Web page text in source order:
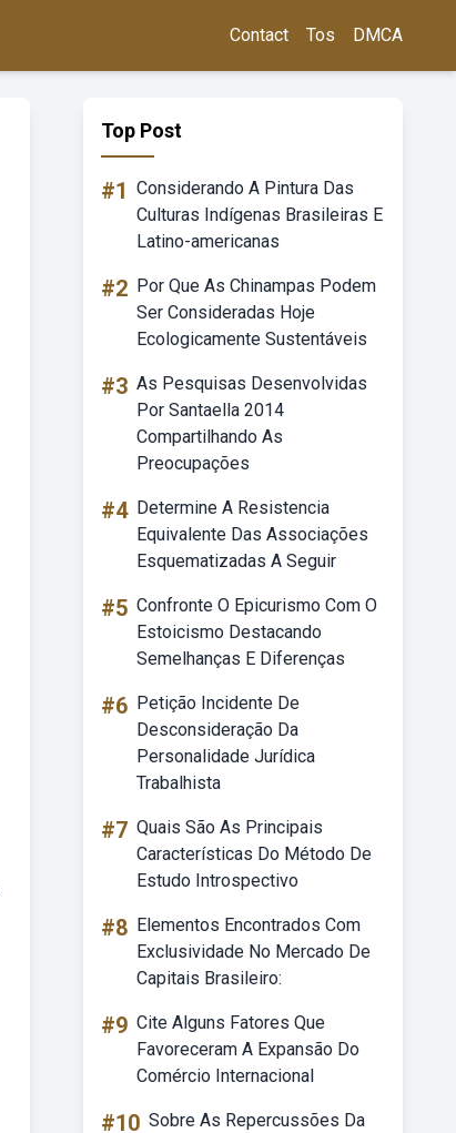
Contact Tos DMCA
Top Post
#1 Considerando A Pintura Das
Culturas Indígenas Brasileiras E
Latino-americanas
#2 Por Que As Chinampas Podem
Ser Consideradas Hoje
Ecologicamente Sustentáveis
#3 As Pesquisas Desenvolvidas
Por Santaella 2014
Compartilhando As
Preocupações
#4 Determine A Resistencia
Equivalente Das Associações
Esquematizadas A Seguir
#5 Confronte O Epicurismo Com O
Estoicismo Destacando
Semelhanças E Diferenças
#6 Petição Incidente De
Desconsideração Da
Personalidade Jurídica
Trabalhista
#7 Quais São As Principais
Características Do Método De
Estudo Introspectivo
#8 Elementos Encontrados Com
Exclusividade No Mercado De
Capitais Brasileiro:
#9 Cite Alguns Fatores Que
Favoreceram A Expansão Do
Comércio Internacional
#10 Sobre As Repercussões Da